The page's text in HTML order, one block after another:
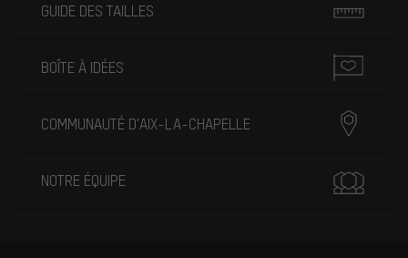
GUIDE DES TAILLES
BOÎTE À IDÉES
COMMUNAUTÉ D'AIX-LA-CHAPELLE
NOTRE ÉQUIPE